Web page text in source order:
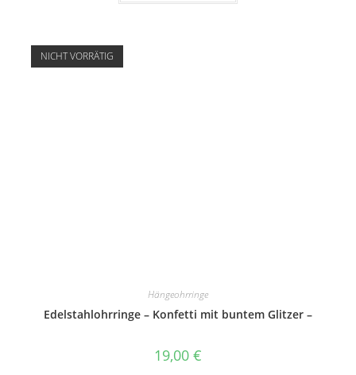
NICHT VORRÄTIG
Hängeohrringe
Edelstahlohrringe – Konfetti mit buntem Glitzer –
19,00 €